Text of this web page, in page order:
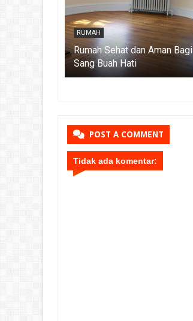
RUMAH
Rumah Sehat dan Aman Bagi
Sang Buah Hati
POST A COMMENT
Tidak ada komentar: